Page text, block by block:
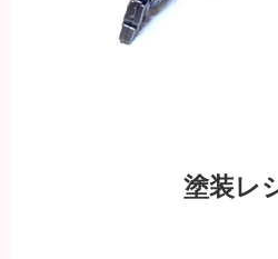
塗装レ